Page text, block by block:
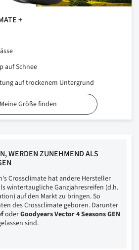
+
auf Schnee
auf trockenem Untergrund
Meine Größe finden
WERDEN ZUNEHMEND ALS
Crossclimate hat andere Hersteller
wintertaugliche Ganzjahresreifen (d.h.
auf den Markt zu bringen. So
des Crossclimate geboren. Darunter
oderGoodyears Vector 4 Seasons GEN
sind.